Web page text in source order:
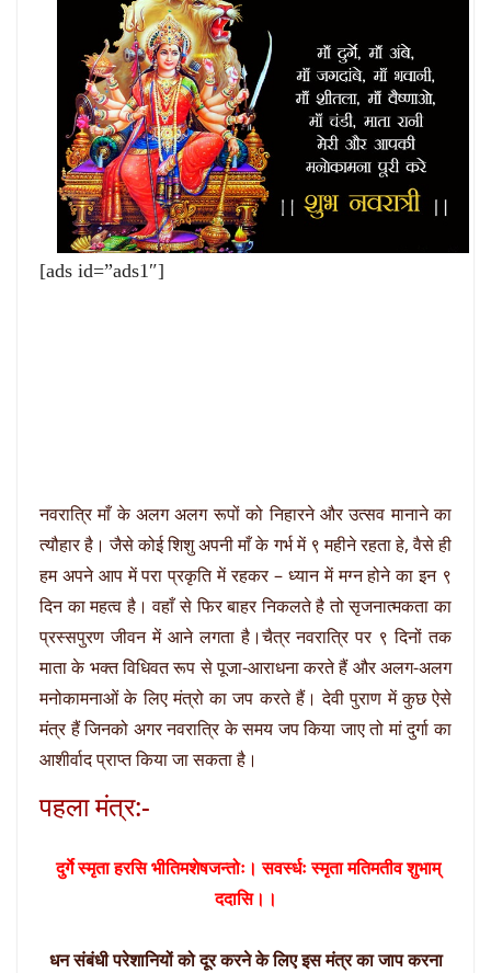
[ads id=”ads1″]
नवरात्रि माँ के अलग अलग रूपों को निहारने और उत्सव मानाने का
त्यौहार है। जैसे कोई शिशु अपनी माँ के गर्भ में ९ महीने रहता हे, वैसे ही
हम अपने आप में परा प्रकृति में रहकर – ध्यान में मग्न होने का इन ९
दिन का महत्व है। वहाँ से फिर बाहर निकलते है तो सृजनात्मकता का
प्रस्सपुरण जीवन में आने लगता है।चैत्र नवरात्रि पर ९ दिनों तक
माता के भक्त विधिवत रूप से पूजा-आराधना करते हैं और अलग-अलग
मनोकामनाओं के लिए मंत्रो का जप करते हैं। देवी पुराण में कुछ ऐसे
मंत्र हैं जिनको अगर नवरात्रि के समय जप किया जाए तो मां दुर्गा का
आशीर्वाद प्राप्त किया जा सकता है।
पहला मंत्र:-
दुर्गे स्मृता हरसि भीतिमशेषजन्तोः। सवर्स्धः स्मृता मतिमतीव शुभाम्
ददासि।।
धन संबंधी परेशानियों को दूर करने के लिए इस मंत्र का जाप करना